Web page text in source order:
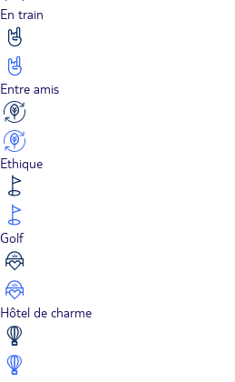
En train
Entre amis
Ethique
Golf
Hôtel de charme